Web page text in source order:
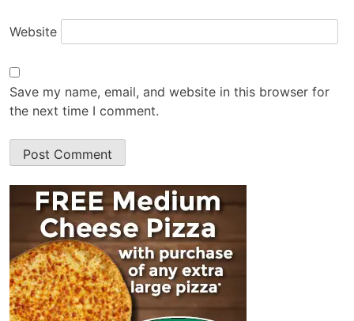
Website
Save my name, email, and website in this browser for
the next time I comment.